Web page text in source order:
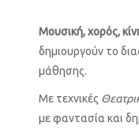
Μουσική, χορός,
δημιουργούν το
μάθησης.
Με τεχνικές
με φαντασία και